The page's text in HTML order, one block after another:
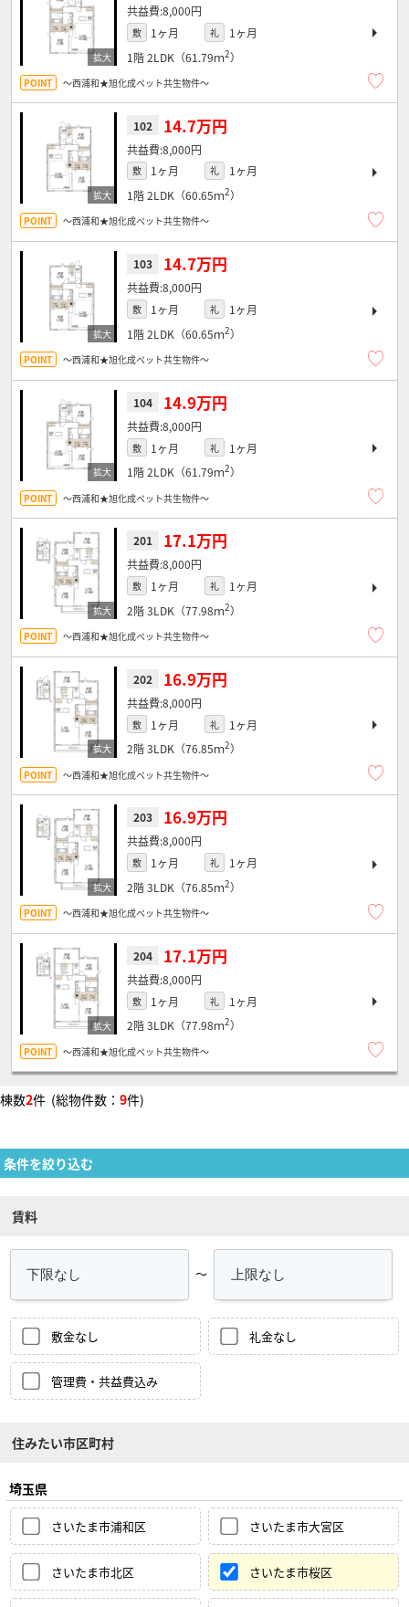
8,000円
敷 1ヶ月 礼
1ヶ月
1階2LDK（61.79ｍ2）
～西浦和★旭化成ペット共生物件～
102 14.7万円
8,000円
敷 1ヶ月 礼
1ヶ月
1階2LDK（60.65ｍ2）
～西浦和★旭化成ペット共生物件～
103 14.7万円
8,000円
敷 1ヶ月 礼
1ヶ月
1階2LDK（60.65ｍ2）
～西浦和★旭化成ペット共生物件～
104 14.9万円
8,000円
敷 1ヶ月 礼
1ヶ月
1階2LDK（61.79ｍ2）
～西浦和★旭化成ペット共生物件～
201 17.1万円
8,000円
敷 1ヶ月 礼
1ヶ月
2階3LDK（77.98ｍ2）
～西浦和★旭化成ペット共生物件～
202 16.9万円
8,000円
敷 1ヶ月 礼
1ヶ月
2階3LDK（76.85ｍ2）
～西浦和★旭化成ペット共生物件～
203 16.9万円
8,000円
敷 1ヶ月 礼
1ヶ月
2階3LDK（76.85ｍ2）
～西浦和★旭化成ペット共生物件～
204 17.1万円
8,000円
敷 1ヶ月 礼
1ヶ月
2階3LDK（77.98ｍ2）
～西浦和★旭化成ペット共生物件～
棟数2件 (総物件数： 9件)
条件を絞り込む
賃料
～
敷金なし 礼金なし
管理費・共益費込み
住みたい市区町村
埼玉県
さいたま市浦和区 さいたま市大宮区
さいたま市北区 さいたま市桜区